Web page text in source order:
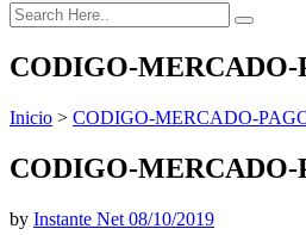
CODIGO-MERCADO-
Inicio > CODIGO-MERCADO-
CODIGO-MERCADO-
by Instante Net 08/10/2019